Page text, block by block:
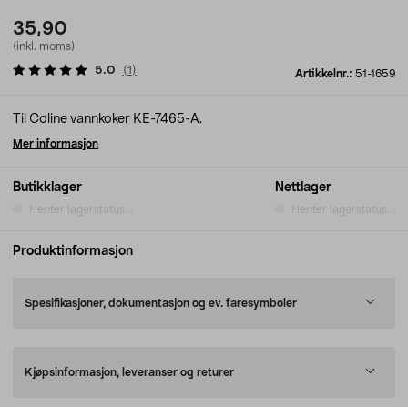
35,90
(inkl. moms)
Artikkelnr.: 51-1659
5.0 (1 )
Butikklager
Henter lagerstatus...
Nettlager
Henter lagerstatus...
Til Coline vannkoker KE-7465-A.
Mer informasjon
Produktinformasjon
Spesifikasjoner, dokumentasjon og ev. faresymboler
Kjøpsinformasjon, leveranser og returer